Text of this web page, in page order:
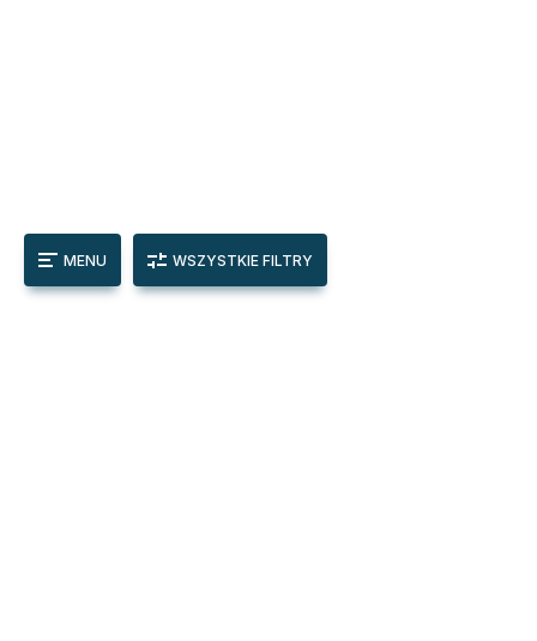
MENU WSZYSTKIE FILTRY